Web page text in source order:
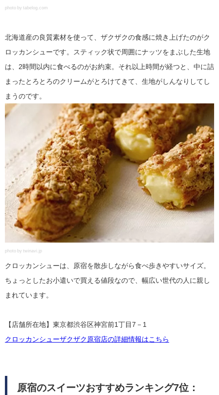
photo by tabelog.com
北海道産の良質素材を使って、ザクザクの食感に焼き上げたのがク
ロッカンシューです。スティック状で周囲にナッツをまぶした生地
は、2時間以内に食べるのがお約束。それ以上時間が経つと、中に詰
まったとろとろのクリームがとろけてきて、生地がしんなりしてし
まうのです。
photo by twinavi.jp
クロッカンシューは、原宿を散歩しながら食べ歩きやすいサイズ。
ちょっとしたお小遣いで買える値段なので、幅広い世代の人に親し
まれています。
【店舗所在地】東京都渋谷区神宮前1丁目7－1
クロッカンシューザクザク原宿店の詳細情報はこちら
原宿のスイーツおすすめランキング7位：